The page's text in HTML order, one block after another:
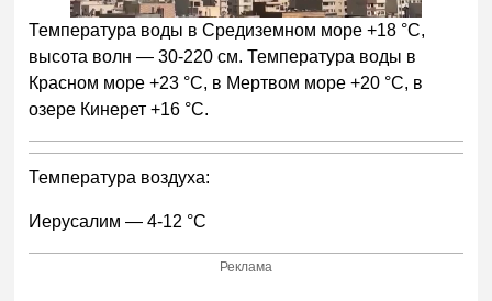
Температура воды в Средиземном море +18 °С,
высота волн — 30-220 см. Температура воды в
Красном море +23 °С, в Мертвом море +20 °С, в
озере Кинерет +16 °С.
Температура воздуха:
Иерусалим — 4-12 °С
Реклама